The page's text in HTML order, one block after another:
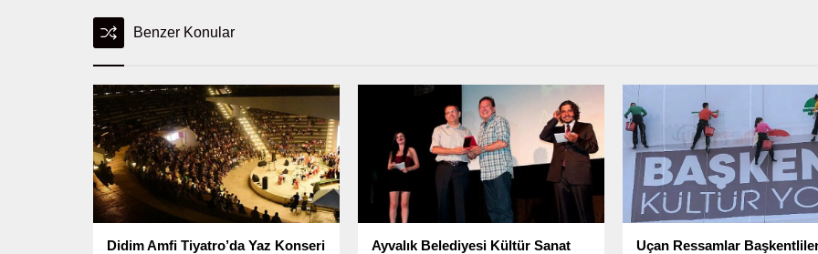
Benzer Konular
Didim Amfi Tiyatro’da Yaz Konseri
Ayvalık Belediyesi Kültür Sanat
Uçan Ressamlar